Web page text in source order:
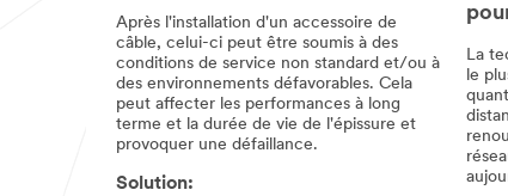
Après l'installation d'un accessoire de
câble, celui-ci peut être soumis à des
conditions de service non standard et/ou à
des environnements défavorables. Cela
peut affecter les performances à long
terme et la durée de vie de l'épissure et
provoquer une défaillance.
Solution:
La
le